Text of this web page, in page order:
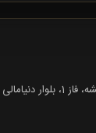
تهران، شهرک اندیشه،